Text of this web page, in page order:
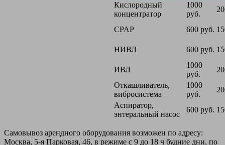
Кислородный
концентратор
1000
руб.
CPAP 600 руб.
НИВЛ 600 руб.
ИВЛ
1000
руб.
Откашливатель,
вибросистема
1000
руб.
Аспиратор,
энтеральный насос
600 руб.
Самовывоз арендного оборудования возможен по адресу:
Москва, 5-я Парковая, 46, в режиме с 9 до 18 ч будние дни, по